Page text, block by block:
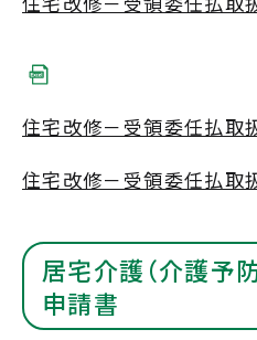
住宅改修－受領委任払
住宅改修－受領委任払取
居宅介護（介護予
申請書